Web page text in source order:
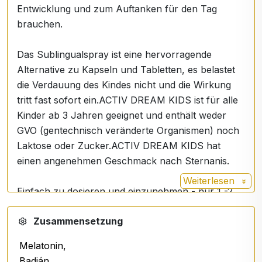
Entwicklung und zum Auftanken für den Tag
brauchen.
Das Sublingualspray ist eine hervorragende
Alternative zu Kapseln und Tabletten, es belastet
die Verdauung des Kindes nicht und die Wirkung
tritt fast sofort ein.ACTIV DREAM KIDS ist für alle
Kinder ab 3 Jahren geeignet und enthält weder
GVO (gentechnisch veränderte Organismen) noch
Laktose oder Zucker.ACTIV DREAM KIDS hat
einen angenehmen Geschmack nach Sternanis.
Einfach zu dosieren und einzunehmen - nur 1 -2
Sitzungen ein paar Minuten vor dem
Schlafengehen. Es ist eine unterhaltsame und
Ihre Kinder freuen werden.
Weiterlesen
Zusammensetzung
Melatonin,